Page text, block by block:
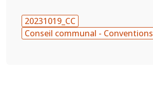
20231019_CC
Conseil communal - Conventions